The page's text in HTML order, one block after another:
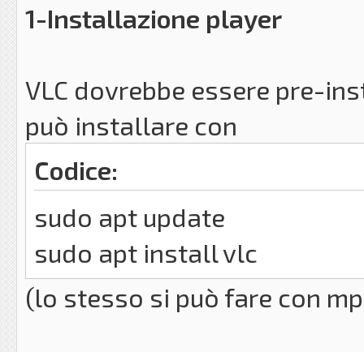
1-Installazione player
VLC dovrebbe essere pre-
può installare con
Codice:
sudo apt update
sudo apt install vlc
(lo stesso si può fare con